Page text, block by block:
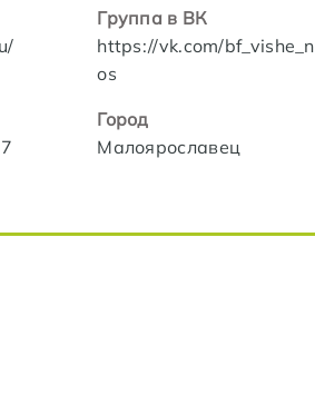
Группа в ВК
https://vk.com/bf_vishe_n
os
Город
Малоярославец